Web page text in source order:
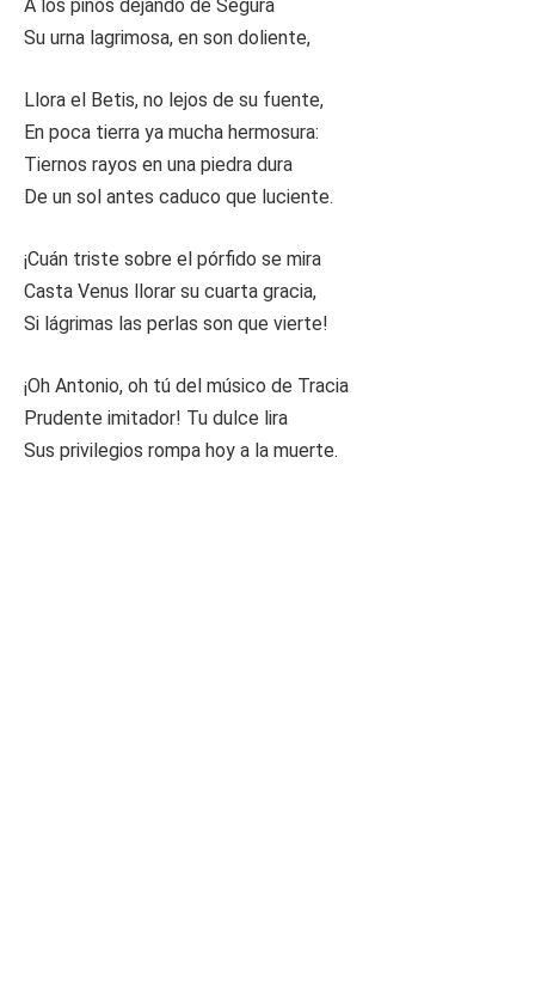
A los pinos dejando de Segura
Su urna lagrimosa, en son doliente,
Llora el Betis, no lejos de su fuente,
En poca tierra ya mucha hermosura:
Tiernos rayos en una piedra dura
De un sol antes caduco que luciente.
¡Cuán triste sobre el pórfido se mira
Casta Venus llorar su cuarta gracia,
Si lágrimas las perlas son que vierte!
¡Oh Antonio, oh tú del músico de Tracia
Prudente imitador! Tu dulce lira
Sus privilegios rompa hoy a la muerte.